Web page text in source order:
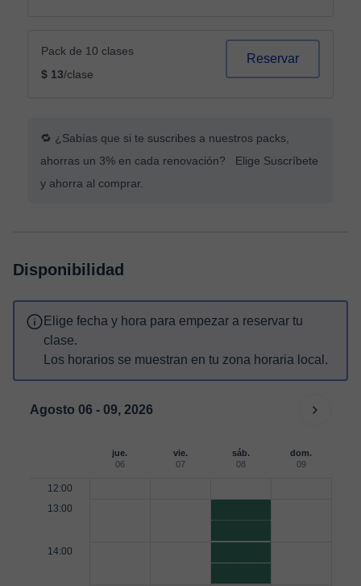
Pack de 10 clases
$ 13/clase
Reservar
🔁 ¿Sabías que si te suscribes a nuestros packs,
ahorras un 3% en cada renovación? Elige Suscríbete
y ahorra al comprar.
Disponibilidad
Elige fecha y hora para empezar a reservar tu
clase.
Los horarios se muestran en tu zona horaria local.
Agosto 06 - 09, 2026
jue.
06
vie.
07
sáb.
08
dom.
09
12:00
13:00
14:00